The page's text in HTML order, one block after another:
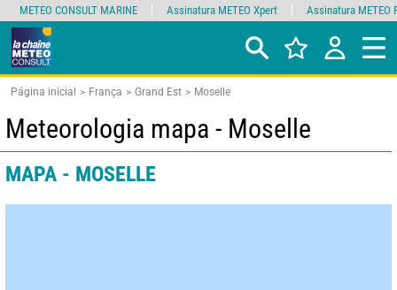
Página inicial França Grand Est Moselle
Meteorologia mapa - Moselle
MAPA - MOSELLE
METEO CONSULT MARINE Assinatura METEO Xpert Assinatura METEO